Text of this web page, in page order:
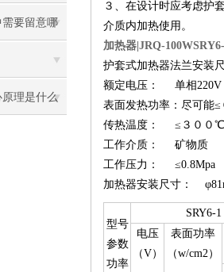
要留意哪
理是什么
３、在设计时应考虑护
介质内加热使用。
加热器|JRQ-100W
护套式加热器法兰安装
额定电压： 单相
表面发热功率：尽可能≤
传热温度： ≤３００ ℃
工作介质： 矿物质
工作压力： ≤0.8Mpa
加热器安装尺寸：
型号
参数
功率
SRY6-1
电压
（V）
表面功率
（w/cm2）